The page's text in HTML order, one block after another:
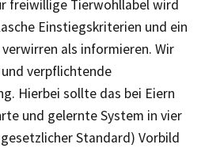
freiwillige Tierwohllabel wird
Einstiegskriterien und ein
als informieren. Wir
verpflichtende
Hierbei sollte das bei Eiern
und gelernte System in vier
Standard) Vorbild